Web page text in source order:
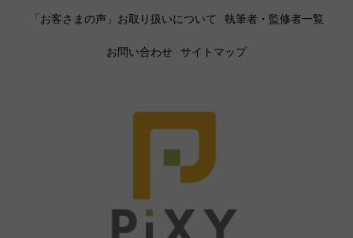
「お客さまの声」お取り扱いについて 執筆者・監修者一覧
お問い合わせ サイトマップ